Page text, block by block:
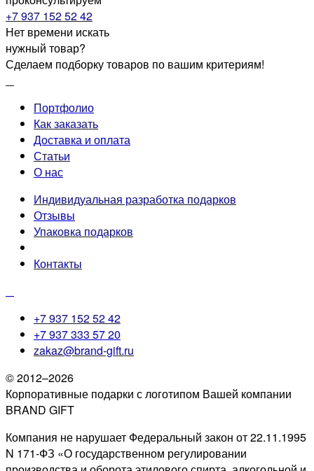
+7 937 152 52 42
Нет времени искать
нужный товар?
Сделаем подборку товаров по вашим критериям!
Портфолио
Как заказать
Доставка и оплата
Статьи
О нас
Индивидуальная разработка подарков
Отзывы
Упаковка подарков
Контакты
+7 937 152 52 42
+7 937 333 57 20
zakaz@brand-gift.ru
© 2012–2026
Корпоративные подарки с логотипом Вашей компании
BRAND GIFT
Компания не нарушает Федеральный закон от 22.11.1995
N 171-ФЗ «О государственном регулировании